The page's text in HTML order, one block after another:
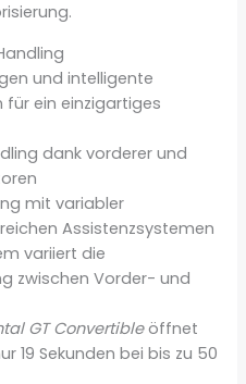
und intelligente
ein einzigartiges
dank vorderer und
mit variabler
Assistenzsystemen
variiert die
zwischen Vorder- und
GT Convertibleöffnet
19 Sekunden bei bis zu 50